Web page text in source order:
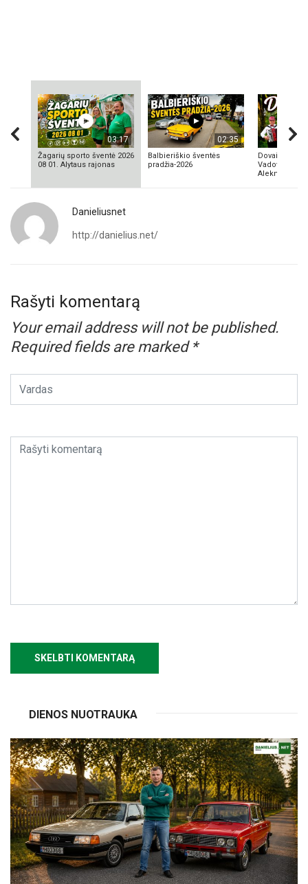
03:17
Žagarių sporto šventė 2026
08 01. Alytaus rajonas
02:35
Balbieriškio šventės
pradžia-2026
Dovainonių
Vadovas
Aleknavičius
Danieliusnet
http://danielius.net/
Rašyti komentarą
Your email address will not be published.
Required fields are marked *
DIENOS NUOTRAUKA